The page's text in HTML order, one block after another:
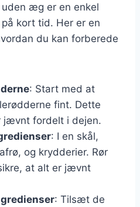
æg er en enkel
kort tid. Her er en
du kan forberede
: Start med at
fint. Dette
jævnt fordelt i dejen.
: I en skål,
og krydderier. Rør
at alt er jævnt
: Tilsæt de